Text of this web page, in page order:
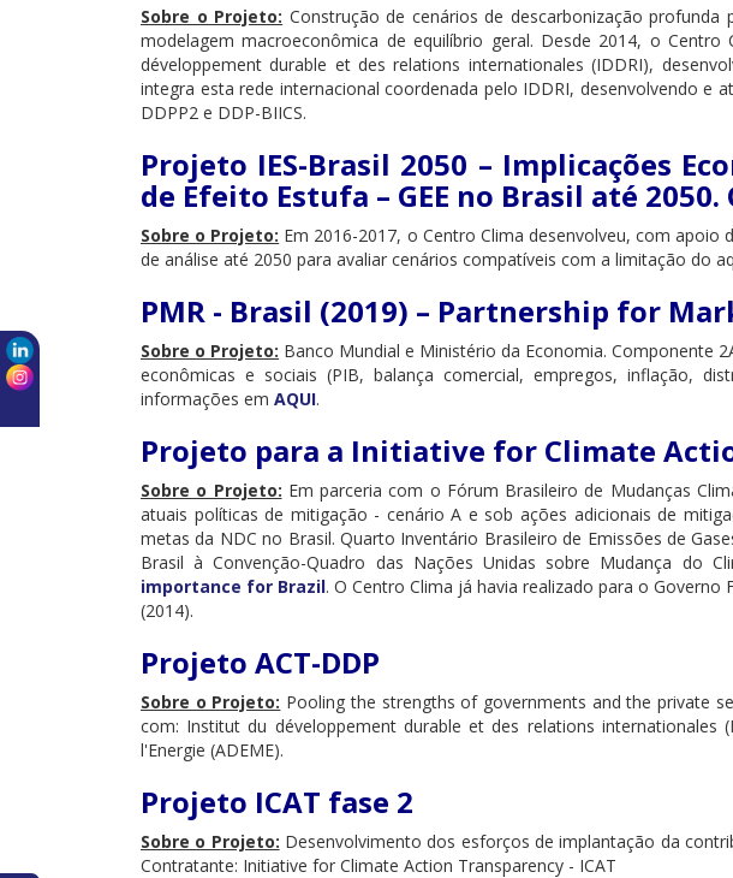
Sobre o Projeto: Construção de cenários de descarbonização
modelagem macroeconômica de equilíbrio geral. Desde 2014, o
développement durable et des relations internationales (IDDRI),
integra esta rede internacional coordenada pelo IDDRI, desenvolvendo
DDPP2 e DDP-BIICS.
Projeto IES-Brasil 2050 – Implicações
de Efeito Estufa – GEE no Brasil até
Sobre o Projeto: Em 2016-2017, o Centro Clima desenvolveu, com
de análise até 2050 para avaliar cenários compatíveis com a limitação do
PMR - Brasil (2019) – Partnership for
Sobre o Projeto: Banco Mundial e Ministério da Economia. Componente
econômicas e sociais (PIB, balança comercial, empregos, inflação,
informações em AQUI.
Projeto para a Initiative for Climate
Sobre o Projeto: Em parceria com o Fórum Brasileiro de Mudanças
atuais políticas de mitigação - cenário A e sob ações adicionais de
metas da NDC no Brasil. Quarto Inventário Brasileiro de Emissões de
Brasil à Convenção-Quadro das Nações Unidas sobre Mudança do
importance for Brazil. O Centro Clima já havia realizado para o
(2014).
Projeto ACT-DDP
Sobre o Projeto: Pooling the strengths of governments and the private
com: Institut du développement durable et des relations internationales
l'Energie (ADEME).
Projeto ICAT fase 2
Sobre o Projeto: Desenvolvimento dos esforços de implantação da
Contratante: Initiative for Climate Action Transparency - ICAT